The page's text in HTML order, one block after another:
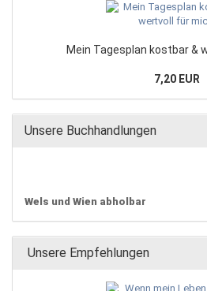
Mein Tagesplan kostbar &
7,20 EUR
Unsere Buchhandlungen
Wels und Wien abholbar
Unsere Empfehlungen